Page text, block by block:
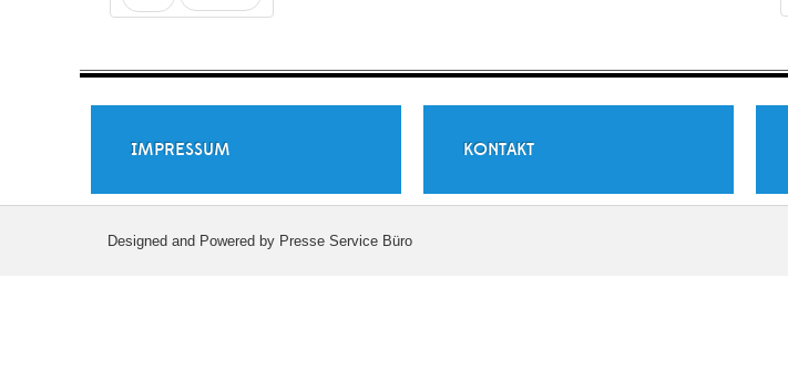
IMPRESSUM KONTAKT
Designed and Powered by Presse Service Büro